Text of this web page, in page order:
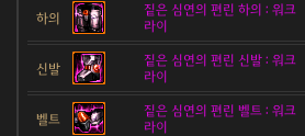
하의
짙은 심연의 편린 하의 : 워크
라이
신발
짙은 심연의 편린 신발 : 워크
라이
벨트
짙은 심연의 편린 벨트 : 워크
라이